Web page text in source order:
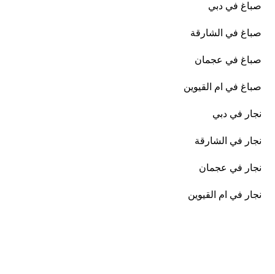
صباغ في دبي
صباغ في الشارقة
صباغ في عجمان
صباغ في ام القيوين
نجار في دبي
نجار في الشارقة
نجار في عجمان
نجار في ام القيوين